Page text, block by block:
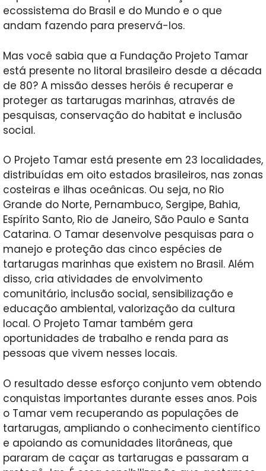
ecossistema do Brasil e do Mundo e o que
andam fazendo para preservá-los.
Mas você sabia que a Fundação Projeto Tamar
está presente no litoral brasileiro desde a década
de 80? A missão desses heróis é recuperar e
proteger as tartarugas marinhas, através de
pesquisas, conservação do habitat e inclusão
social.
O Projeto Tamar está presente em 23 localidades,
distribuídas em oito estados brasileiros, nas zonas
costeiras e ilhas oceânicas. Ou seja, no Rio
Grande do Norte, Pernambuco, Sergipe, Bahia,
Espírito Santo, Rio de Janeiro, São Paulo e Santa
Catarina. O Tamar desenvolve pesquisas para o
manejo e proteção das cinco espécies de
tartarugas marinhas que existem no Brasil. Além
disso, cria atividades de envolvimento
comunitário, inclusão social, sensibilização e
educação ambiental, valorização da cultura
local. O Projeto Tamar também gera
oportunidades de trabalho e renda para as
pessoas que vivem nesses locais.
O resultado desse esforço conjunto vem obtendo
conquistas importantes durante esses anos. Pois
o Tamar vem recuperando as populações de
tartarugas, ampliando o conhecimento científico
e apoiando as comunidades litorâneas, que
pararam de caçar as tartarugas e passaram a